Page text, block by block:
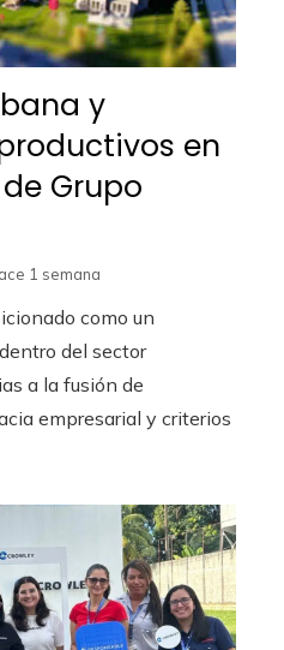
y
en
Grupo
1 semana
como un
del sector
a la fusión de
empresarial y criterios